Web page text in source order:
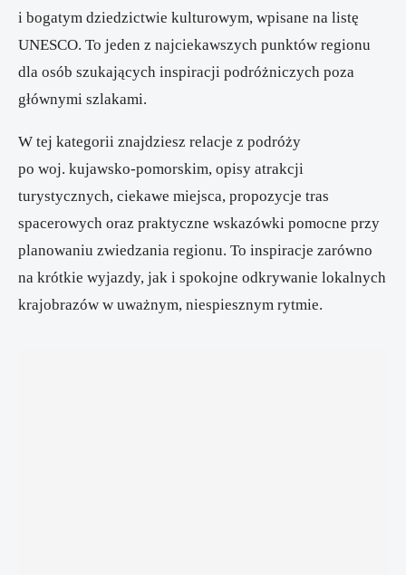
i bogatym dziedzictwie kulturowym, wpisane na listę
UNESCO. To jeden z najciekawszych punktów regionu
dla osób szukających inspiracji podróżniczych poza
głównymi szlakami.
W tej kategorii znajdziesz relacje z podróży
po woj. kujawsko-pomorskim, opisy atrakcji
turystycznych, ciekawe miejsca, propozycje tras
spacerowych oraz praktyczne wskazówki pomocne przy
planowaniu zwiedzania regionu. To inspiracje zarówno
na krótkie wyjazdy, jak i spokojne odkrywanie lokalnych
krajobrazów w uważnym, niespiesznym rytmie.